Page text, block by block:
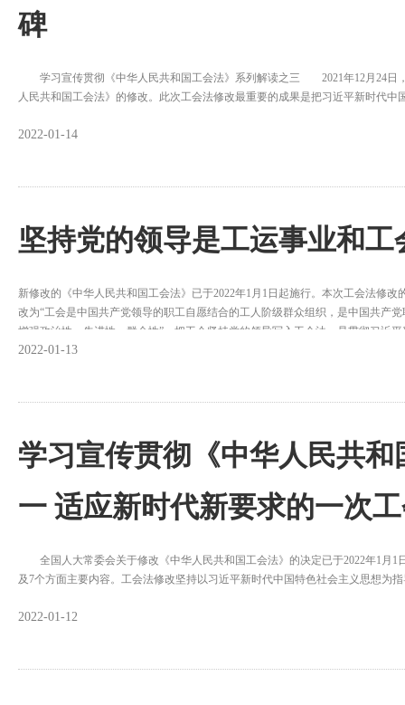
碑
学习宣传贯彻《中华人民共和国工会法》系列解读之三 2021年12月24日，
人民共和国工会法》的修改。此次工会法修改最重要的成果是把习近平新时代中
2022-01-14
坚持党的领导是工运事业和
新修改的《中华人民共和国工会法》已于2022年1月1日起施行。本次工会法修
改为“工会是中国共产党领导的职工自愿结合的工人阶级群众组织，是中国共产
增强政治性、先进性、群众性”。把工会坚持党的领导写入工会法，是贯彻习近
人阶级和工会工作的重要论述的必然要求，是切实加强党对工会工作的领导，
2022-01-13
学习宣传贯彻《中华人民共
一 适应新时代新要求的一次
全国人大常委会关于修改《中华人民共和国工会法》的决定已于2022年1月1
及7个方面主要内容。工会法修改坚持以习近平新时代中国特色社会主义思想为
2022-01-12